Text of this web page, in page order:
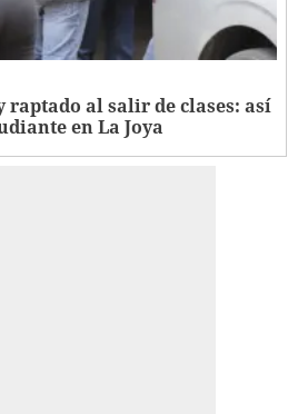
raptado al salir de clases: así
en La Joya